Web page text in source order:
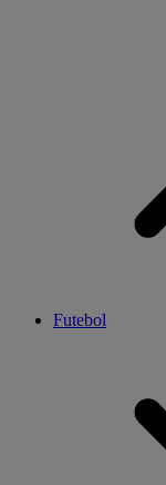
Futebol